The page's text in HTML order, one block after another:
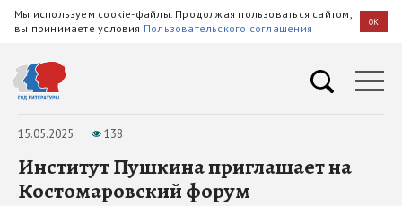
Мы используем cookie-файлы. Продолжая пользоваться сайтом,
вы принимаете условия Пользовательского соглашения OK
15.05.2025 138
Институт Пушкина приглашает на
Костомаровский форум